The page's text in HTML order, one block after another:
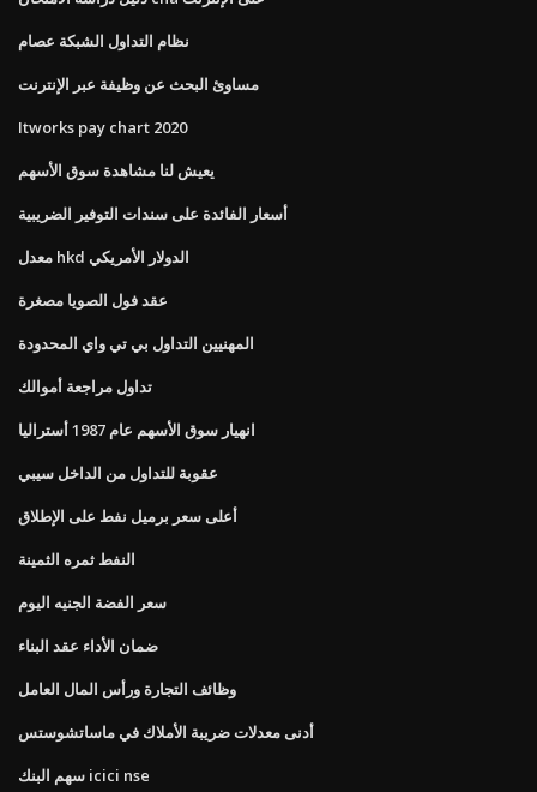
نظام التداول الشبكة عصام
مساوئ البحث عن وظيفة عبر الإنترنت
Itworks pay chart 2020
يعيش لنا مشاهدة سوق الأسهم
أسعار الفائدة على سندات التوفير الضريبية
معدل hkd الدولار الأمريكي
عقد فول الصويا مصغرة
المهنيين التداول بي تي واي المحدودة
تداول مراجعة أموالك
انهيار سوق الأسهم عام 1987 أستراليا
عقوبة للتداول من الداخل سيبي
أعلى سعر برميل نفط على الإطلاق
النفط ثمره الثمينة
سعر الفضة الجنيه اليوم
ضمان الأداء عقد البناء
وظائف التجارة ورأس المال العامل
أدنى معدلات ضريبة الأملاك في ماساتشوستس
سهم البنك icici nse